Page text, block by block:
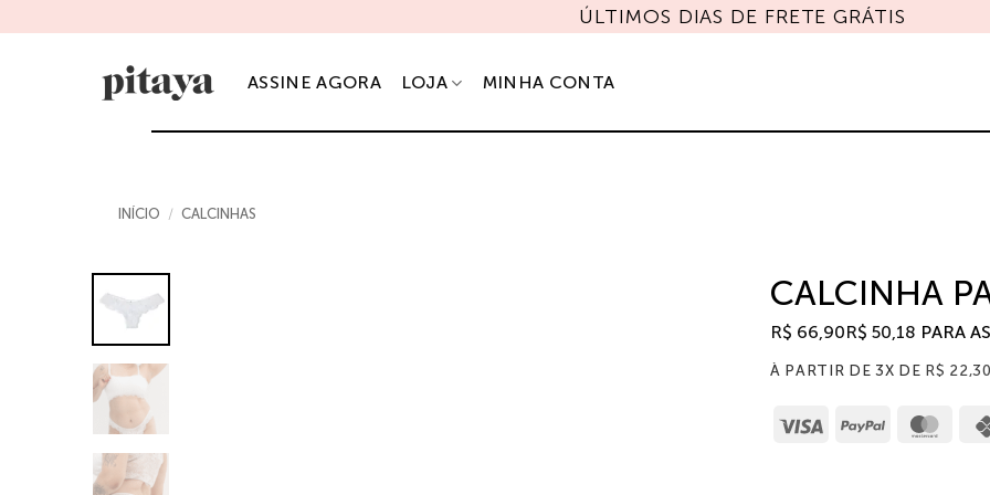
to
ASSINE COM CUPOM "JULHOMAIS" E GANHE UM SHORTS
ASSINE AGORA LOJA MINHA CONTA
INÍCIO / CALCINHAS
CALCINHA
R$ 66,90R$ 50,18 PARA
À PARTIR DE 3X DE R$ 22,30
Visa PayPal